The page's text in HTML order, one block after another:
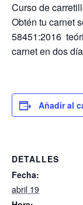
Curso de
Obtén tu carnet
58451:2016
carnet en dos
Añadir al
DETALLES
Fecha:
abril 19